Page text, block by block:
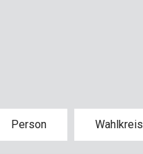
Person Wahlkreis